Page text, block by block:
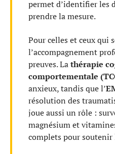
permet d’identifier les
prendre la mesure.
Pour celles et ceux qui
l’accompagnement
preuves. Lathérapie
comportementale
anxieux, tandis que l’
résolution des
joue aussi un rôle :
magnésium et
complets pour soutenir